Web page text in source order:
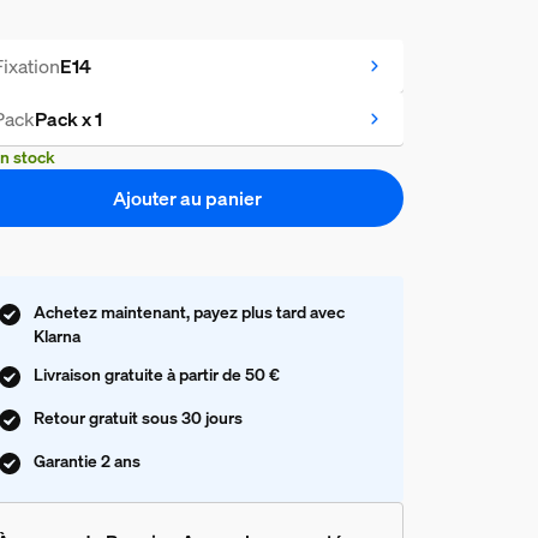
E14
Pack x 1
stock
Ajouter au panier
Achetez maintenant, payez plus tard avec
Klarna
Livraison gratuite à partir de 50 €
Retour gratuit sous 30 jours
Garantie 2 ans